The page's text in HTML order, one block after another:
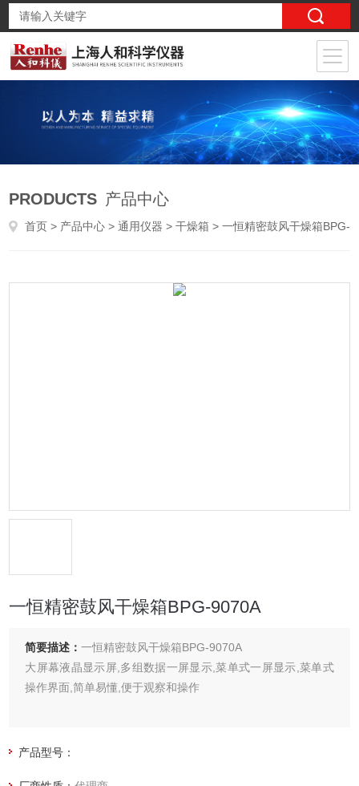
PRODUCTS 产品中心
首页 > 产品中心 >通用仪器 >干燥箱 > 一恒精密鼓风干燥箱BPG-9070A
一恒精密鼓风干燥箱BPG-9070A
简要描述：一恒精密鼓风干燥箱BPG-9070A
大屏幕液晶显示屏,多组数据一屏显示,菜单式一屏显示,菜单式
操作界面,简单易懂,便于观察和操作
产品型号：